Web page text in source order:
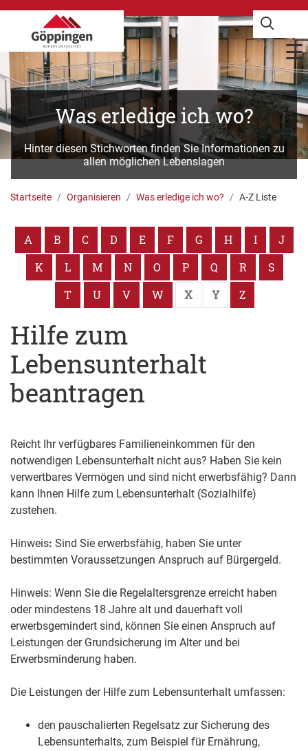
Was erledige ich wo?
Hinter diesen Stichworten finden Sie Informationen zu
allen möglichen Lebenslagen
Startseite Organisieren Was erledige ich wo? A-Z Liste
A B C D E F G H I
J
K
L M N O P Q R
S
T
U V W X Y Z
Hilfe zum
Lebensunterhalt
beantragen
Reicht Ihr verfügbares Familieneinkommen für den
notwendigen Lebensunterhalt nicht aus? Haben Sie kein
verwertbares Vermögen und sind nicht erwerbsfähig? Dann
kann Ihnen Hilfe zum Lebensunterhalt (Sozialhilfe)
zustehen.
Hinweis: Sind Sie erwerbsfähig, haben Sie unter
bestimmten Voraussetzungen Anspruch auf Bürgergeld.
Hinweis: Wenn Sie die Regelaltersgrenze erreicht haben
oder mindestens 18 Jahre alt und dauerhaft voll
erwerbsgemindert sind, können Sie einen Anspruch auf
Leistungen der Grundsicherung im Alter und bei
Erwerbsminderung haben.
Die Leistungen der Hilfe zum Lebensunterhalt umfassen:
den pauschalierten Regelsatz zur Sicherung des
Lebensunterhalts, zum Beispiel für Ernährung,